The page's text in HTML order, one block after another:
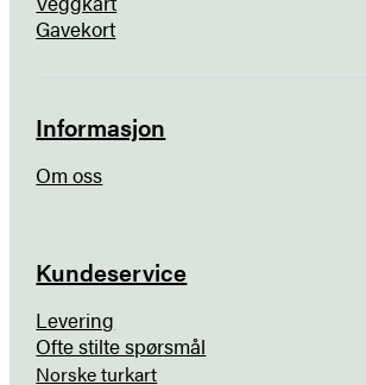
Gavekort
Informasjon
Om oss
Kundeservice
Levering
Ofte stilte spørsmål
Norske turkart